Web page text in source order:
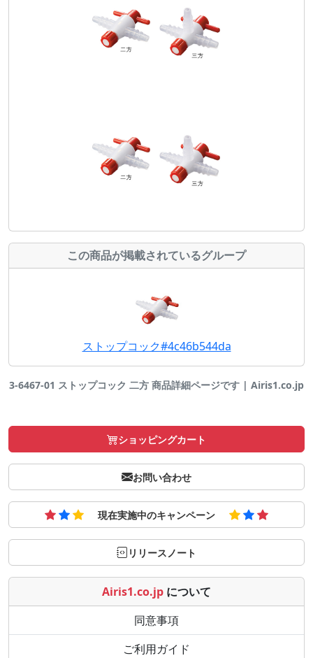
この商品が掲載されているグループ
ストップコック#4c46b544da
3-6467-01 ストップコック 二方 商品詳細ページです | Airis1.co.jp
ショッピングカート
お問い合わせ
現在実施中のキャンペーン
リリースノート
Airis1.co.jp について
同意事項
ご利用ガイド